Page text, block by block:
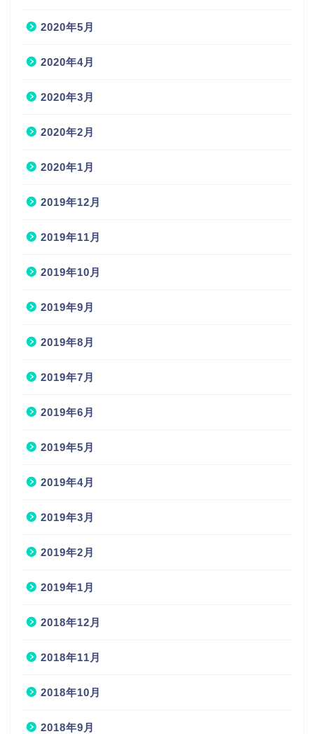
2020年5月
2020年4月
2020年3月
2020年2月
2020年1月
2019年12月
2019年11月
2019年10月
2019年9月
2019年8月
2019年7月
2019年6月
2019年5月
2019年4月
2019年3月
2019年2月
2019年1月
2018年12月
2018年11月
2018年10月
2018年9月